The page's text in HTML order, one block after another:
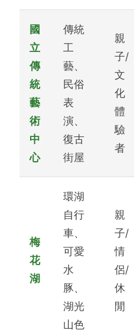
國
立
傳
統
藝
術
中
心
傳統
工
藝、
民俗
表
演、
復古
街屋
親
子/
文
化
體
驗
者
梅
花
湖
環湖
自行
車、
可愛
水
豚、
湖光
山色
親
子/
情
侶/
休
閒